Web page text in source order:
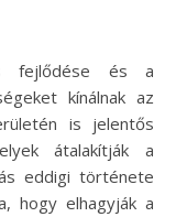
kínálnak az
is jelentős
átalakítják a
eddigi története
hogy elhagyják a